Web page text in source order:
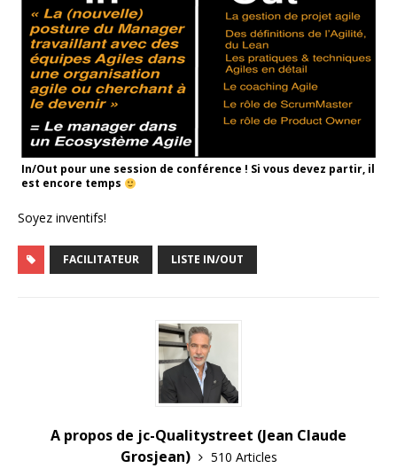
In/Out pour une session de conférence ! Si vous devez partir, il
est encore temps
Soyez inventifs!
FACILITATEUR LISTE IN/OUT
A propos de jc-Qualitystreet (Jean Claude
Grosjean)
510 Articles